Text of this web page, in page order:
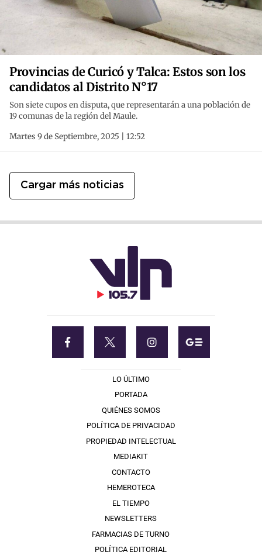
Provincias de Curicó y Talca: Estos son los
candidatos al Distrito N°17
Son siete cupos en disputa, que representarán a una población de
19 comunas de la región del Maule.
Martes 9 de Septiembre, 2025 | 12:52
Cargar más noticias
LO ÚLTIMO
PORTADA
QUIÉNES SOMOS
POLÍTICA DE PRIVACIDAD
PROPIEDAD INTELECTUAL
MEDIAKIT
CONTACTO
HEMEROTECA
EL TIEMPO
NEWSLETTERS
FARMACIAS DE TURNO
POLÍTICA EDITORIAL